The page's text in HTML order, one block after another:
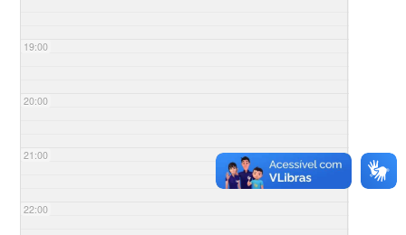
19:00
20:00
21:00
22:00